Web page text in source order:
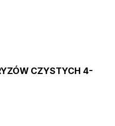
CZYSTYCH 4-